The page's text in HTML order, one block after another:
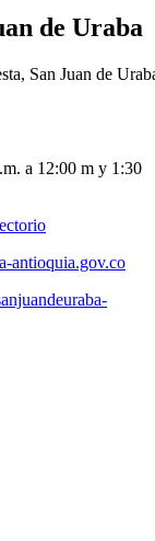
de Uraba
San Juan de
a 12:00 m y 1:30
antioquia.gov.co